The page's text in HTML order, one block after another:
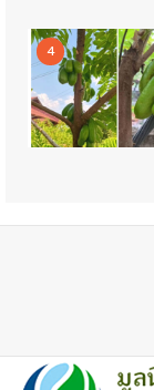
4